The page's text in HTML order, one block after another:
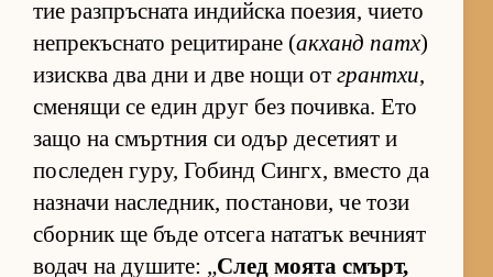
тие раз­п­ръс­ната ин­дийска по­е­зия, чи­ето
неп­ре­къс­нато ре­ци­ти­ране (ак­ханд патх)
изис­ква два дни и две нощи от грантхи,
сме­нящи се един друг без по­чив­ка. Ето
защо на смър­т­ния си одър де­се­тият и
пос­ле­ден гу­ру, Го­бинд Син­гх, вместо да
наз­начи нас­лед­ник, пос­та­но­ви, че този
сбор­ник ще бъде от­сега на­та­тък веч­ният
во­дач на ду­ши­те: „След мо­ята смърт,